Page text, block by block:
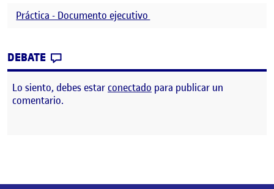
Práctica - Documento ejecutivo
DEBATE
Lo siento, debes estarconectado para publicar un
comentario.